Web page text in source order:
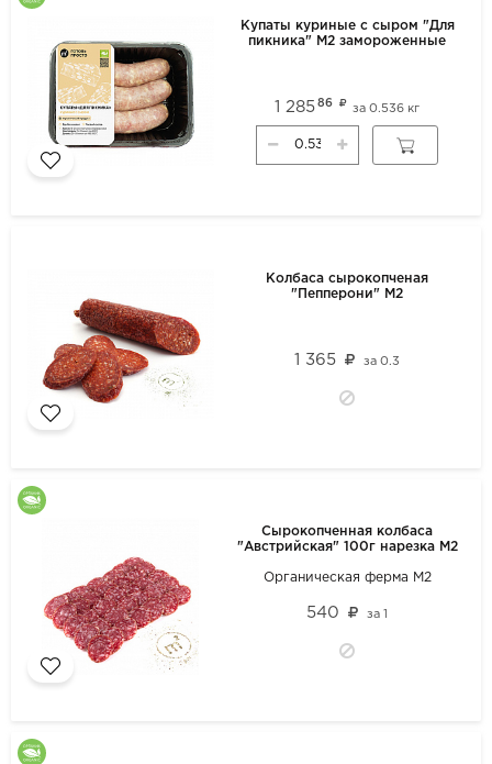
Купаты куриные с сыром "Для
пикника" М2 замороженные
1 285 86 за0.536 кг
Колбаса сырокопченая
"Пепперони" М2
1 365 за0.3
Сырокопченная колбаса
"Австрийская" 100г нарезка М2
Органическая ферма М2
540 за1